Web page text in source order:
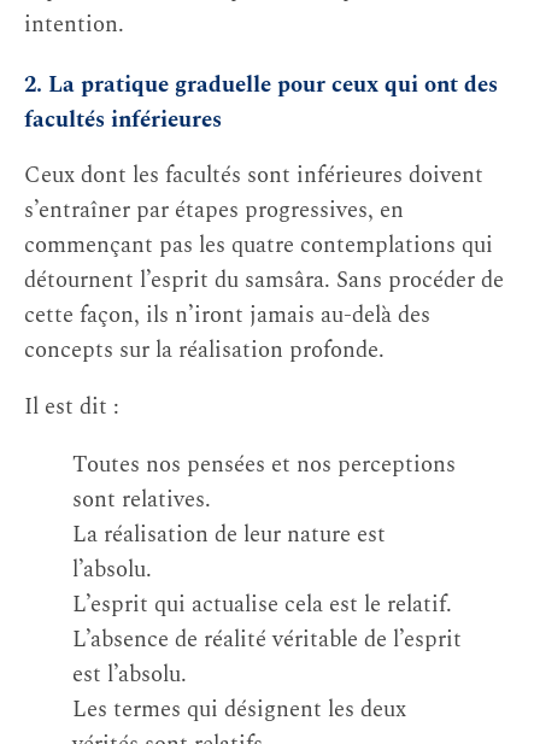
intention.
2. La pratique graduelle pour ceux qui ont des
facultés inférieures
Ceux dont les facultés sont inférieures doivent
s’entraîner par étapes progressives, en
commençant pas les quatre contemplations qui
détournent l’esprit du samsâra. Sans procéder de
cette façon, ils n’iront jamais au-delà des
concepts sur la réalisation profonde.
Il est dit :
Toutes nos pensées et nos perceptions
sont relatives.
La réalisation de leur nature est
l’absolu.
L’esprit qui actualise cela est le relatif.
L’absence de réalité véritable de l’esprit
est l’absolu.
Les termes qui désignent les deux